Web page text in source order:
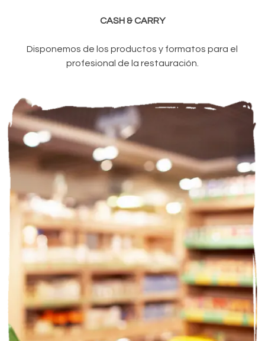
CASH & CARRY
Disponemos de los productos y formatos para el
profesional de la restauración.